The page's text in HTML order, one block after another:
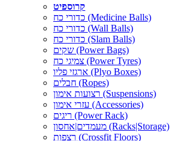
קרוספיט
כדורי כח (Medicine Balls)
כדורי כח (Wall Balls)
כדורי כח (Slam Balls)
שקים (Power Bags)
צמיגי כח (Power Tyres)
ארגזי פליו (Plyo Boxes)
חבלים (Ropes)
רצועות אימון (Suspensions)
עזרי אימון (Accessories)
ריגים (Power Rack)
מעמדים|אחסון (Racks|Storage)
רצפות (Crossfit Floors)